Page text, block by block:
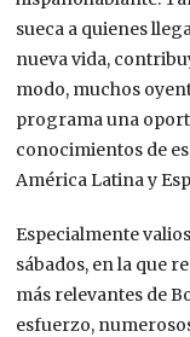
sueca a quienes
nueva vida,
modo, muchos
programa una
conocimientos de
América Latina y
Especialmente
sábados, en la que
más relevantes de
esfuerzo,